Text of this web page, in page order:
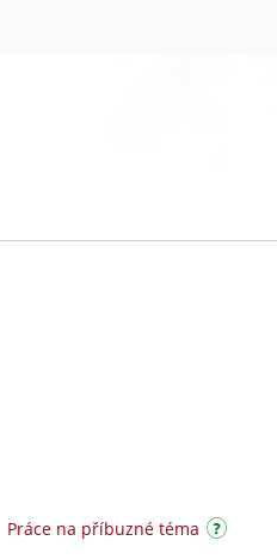
Práce na příbuzné téma